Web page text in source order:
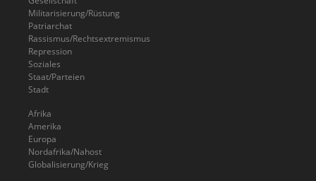
Militarisierung/Rüstung
Patriarchat
Rassismus/Rechtsextremismus
Repression
Soziales
Staat/Parteien
Stadt
Afrika
Amerika
Europa
Nordafrika/Nahost
Globalisierung/Krieg